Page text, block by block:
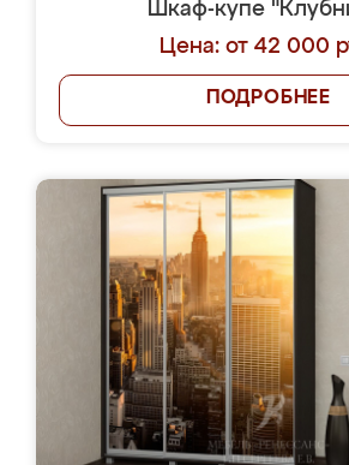
Шкаф-купе
Цена: от 42 000
ПОДРОБНЕЕ